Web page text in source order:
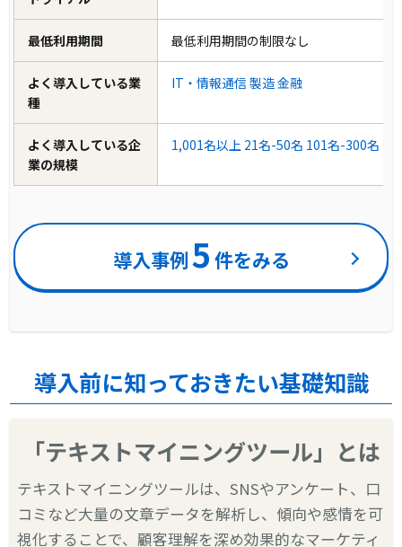
最低利用期間 最低利用期間の制限なし
よく導入している業
種
IT・情報通信 製造金融
よく導入している企
業の規模
1,001名以上 21名-50名 101名-300名
導入事例5 件をみる
導入前に知っておきたい基礎知識
「テキストマイニングツール」とは
テキストマイニングツールは、SNSやアンケート、口
コミなど大量の文章データを解析し、傾向や感情を可
視化することで、顧客理解を深め効果的なマーケティ